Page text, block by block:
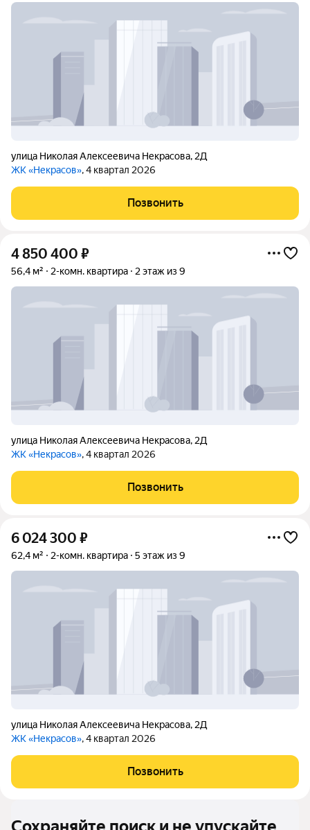
улица Николая Алексеевича Некрасова, 2Д
ЖК «Некрасов», 4 квартал 2026
Позвонить
4 850 400 ₽
56,4 м² 2-комн. квартира 2 этаж из 9
улица Николая Алексеевича Некрасова, 2Д
ЖК «Некрасов», 4 квартал 2026
Позвонить
6 024 300 ₽
62,4 м² 2-комн. квартира 5 этаж из 9
улица Николая Алексеевича Некрасова, 2Д
ЖК «Некрасов», 4 квартал 2026
Позвонить